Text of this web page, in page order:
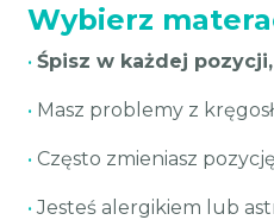
Wybierz
• Śpisz w każdej
• Masz problemy z
• Często zmieniasz
•Jesteś alergikiem lub